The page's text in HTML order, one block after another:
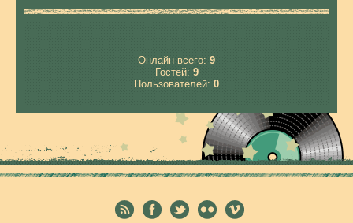
Онлайн всего: 9
Гостей: 9
Пользователей: 0